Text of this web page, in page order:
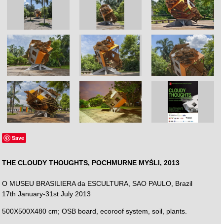
Save
THE CLOUDY THOUGHTS, POCHMURNE MYŚLI, 2013
O MUSEU BRASILIERA da ESCULTURA, SAO PAULO, Brazil
17th January-31st July 2013
500X500X480 cm; OSB board, ecoroof system, soil, plants.